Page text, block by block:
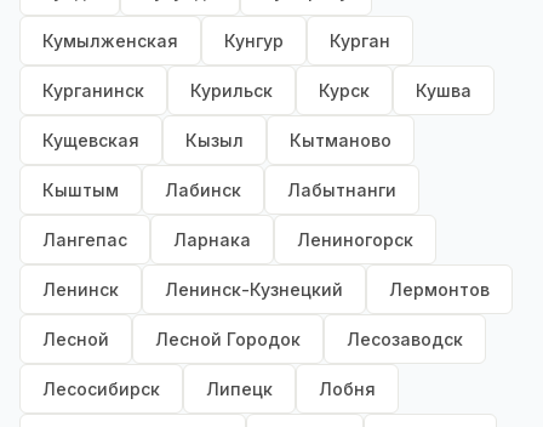
Кумылженская Кунгур Курган
Курганинск Курильск Курск Кушва
Кущевская Кызыл Кытманово
Кыштым Лабинск Лабытнанги
Лангепас Ларнака Лениногорск
Ленинск Ленинск-Кузнецкий Лермонтов
Лесной Лесной Городок Лесозаводск
Лесосибирск Липецк Лобня